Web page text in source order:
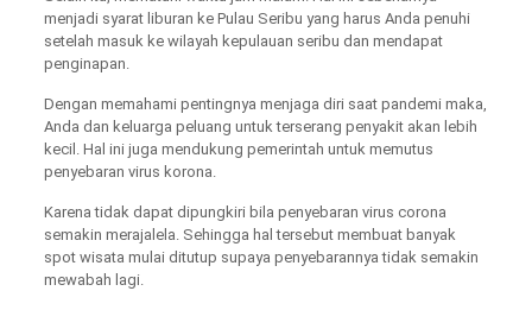
menjadi syarat liburan ke Pulau Seribu yang harus Anda penuhi
setelah masuk ke wilayah kepulauan seribu dan mendapat
penginapan.
Dengan memahami pentingnya menjaga diri saat pandemi maka,
Anda dan keluarga peluang untuk terserang penyakit akan lebih
kecil. Hal ini juga mendukung pemerintah untuk memutus
penyebaran virus korona.
Karena tidak dapat dipungkiri bila penyebaran virus corona
semakin merajalela. Sehingga hal tersebut membuat banyak
spot wisata mulai ditutup supaya penyebarannya tidak semakin
mewabah lagi.